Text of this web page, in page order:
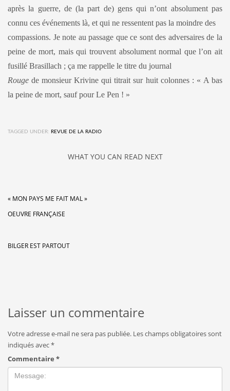
après la guerre, de (la part de) gens qui n’ont absolument pas
connu ces événements là, et qui ne ressentent pas la moindre des
compassions. Je note au passage que ce sont des adversaires de la
peine de mort, mais qui trouvent absolument normal que l’on ait
fusillé Brasillach ; ça me rappelle le titre du journal
Rouge de monsieur Krivine qui titrait sur huit colonnes : « A bas
la peine de mort, sauf pour Le Pen ! »
TAGGED UNDER: REVUE DE LA RADIO
WHAT YOU CAN READ NEXT
« MON PAYS ME FAIT MAL »
OEUVRE FRANÇAISE
BILGER EST PARTOUT
Laisser un commentaire
Votre adresse e-mail ne sera pas publiée. Les champs obligatoires sont
indiqués avec*
Commentaire *